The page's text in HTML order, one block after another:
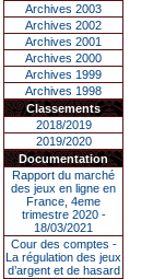
Archives 2003
Archives 2002
Archives 2001
Archives 2000
Archives 1999
Archives 1998
Classements
2018/2019
2019/2020
Documentation
Rapport du marché
des jeux en ligne en
France, 4eme
trimestre 2020 -
18/03/2021
Cour des comptes -
La régulation des jeux
d’argent et de hasard